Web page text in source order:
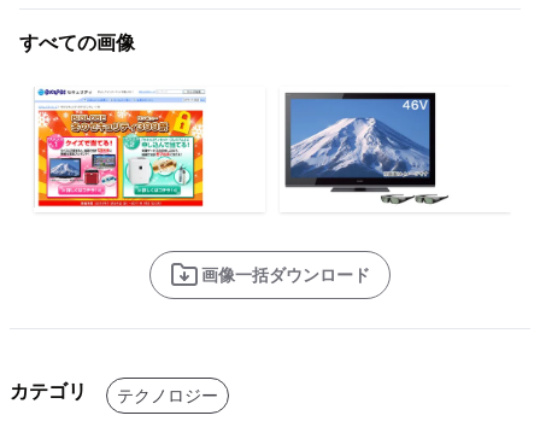
すべての画像
画像一括ダウンロード
カテゴリ テクノロジー